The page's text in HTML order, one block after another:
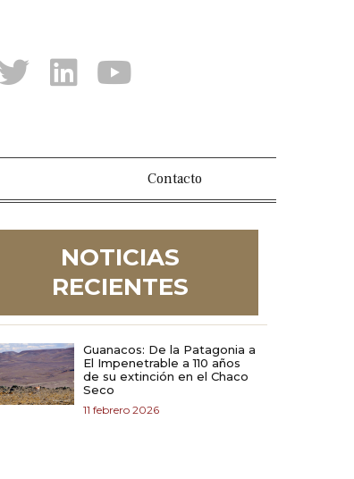
Contacto
NOTICIAS
RECIENTES
Guanacos: De la Patagonia a
El Impenetrable a 110 años
de su extinción en el Chaco
Seco
11 febrero 2026